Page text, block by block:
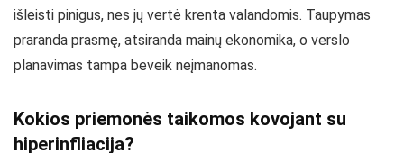
išleisti pinigus, nes jų vertė krenta valandomis. Taupymas
praranda prasmę, atsiranda mainų ekonomika, o verslo
planavimas tampa beveik neįmanomas.
Kokios priemonės taikomos kovojant su
hiperinfliacija?